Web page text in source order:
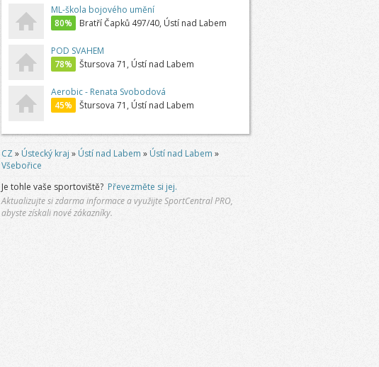
ML-škola bojového umění
80%
Bratří Čapků 497/40, Ústí nad Labem
POD SVAHEM
78%
Štursova 71, Ústí nad Labem
Aerobic - Renata Svobodová
45%
Štursova 71, Ústí nad Labem
CZ»Ústecký kraj »Ústí nad Labem » Ústí nad Labem »
Všebořice
Je tohle vaše sportoviště? Převezměte si jej.
Aktualizujte si zdarma informace a využijte SportCentral PRO,
abyste získali nové zákazníky.